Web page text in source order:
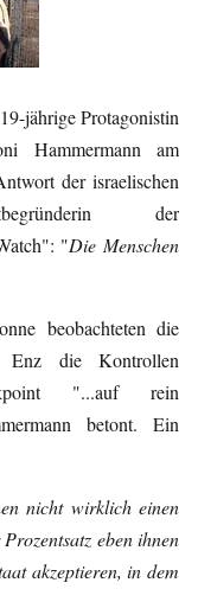
jährige Protagonistin
Hammermann am
der israelischen
der
"Die Menschen
beobachteten die
Enz die Kontrollen
"...auf rein
betont. Ein
nicht wirklich einen
eben ihnen
akzeptieren, in dem